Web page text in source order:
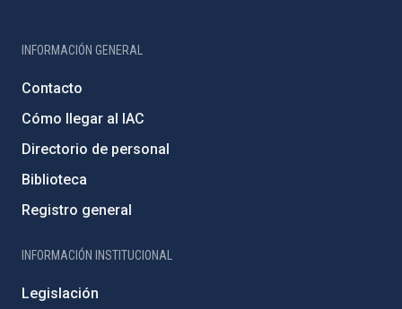
INFORMACIÓN GENERAL
Contacto
Cómo llegar al IAC
Directorio de personal
Biblioteca
Registro general
INFORMACIÓN INSTITUCIONAL
Legislación